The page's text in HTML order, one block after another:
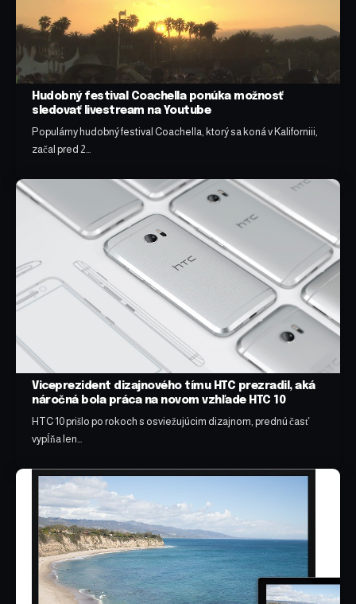
Hudobný festival Coachella ponúka možnosť
sledovať livestream na Youtube
Populárny hudobný festival Coachella, ktorý sa koná v Kaliforniii,
začal pred 2…
Viceprezident dizajnového tímu HTC prezradil, aká
náročná bola práca na novom vzhľade HTC 10
HTC 10 prišlo po rokoch s osviežujúcim dizajnom, prednú časť
vypĺňa len…